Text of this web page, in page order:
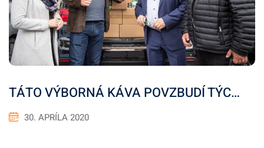
TÁTO VÝBORNÁ KÁVA POVZBUDÍ TÝC…
30. APRÍLA 2020